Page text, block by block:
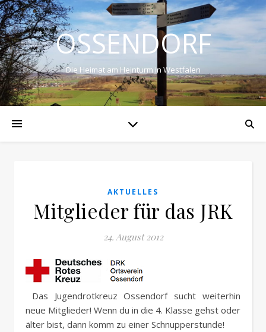
OSSENDORF
Die Heimat am Heinturm in Westfalen
AKTUELLES
Mitglieder für das JRK
24. August 2012
Das Jugendrotkreuz Ossendorf sucht weiterhin
neue Mitglieder! Wenn du in die 4. Klasse gehst oder
älter bist, dann komm zu einer Schnupperstunde!